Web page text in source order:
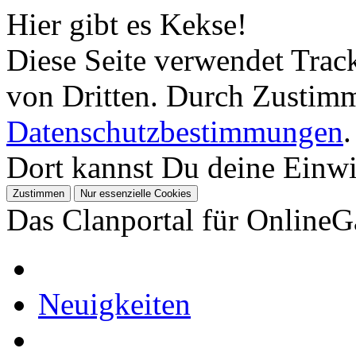
Hier gibt es Kekse!
Diese Seite verwendet
von Dritten. Durch
Datenschutzbestimmungen.
Dort kannst Du deine
Das Clanportal für
Neuigkeiten